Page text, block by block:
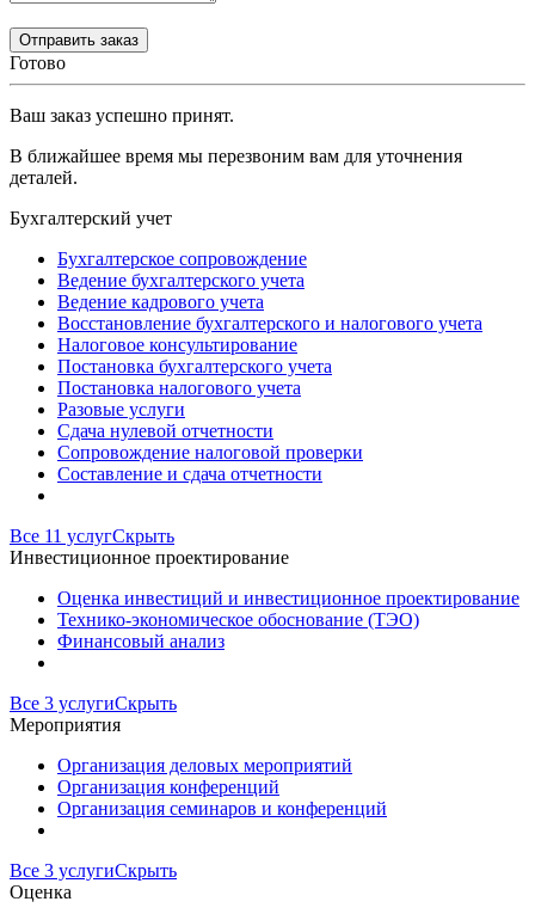
Готово
Ваш заказ успешно принят.
В ближайшее время мы перезвоним вам для уточнения
деталей.
Бухгалтерский учет
Бухгалтерское сопровождение
Ведение бухгалтерского учета
Ведение кадрового учета
Восстановление бухгалтерского и налогового учета
Налоговое консультирование
Постановка бухгалтерского учета
Постановка налогового учета
Разовые услуги
Сдача нулевой отчетности
Сопровождение налоговой проверки
Составление и сдача отчетности
Все 11 услугСкрыть
Инвестиционное проектирование
Оценка инвестиций и инвестиционное проектирование
Технико-экономическое обоснование (ТЭО)
Финансовый анализ
Все 3 услугиСкрыть
Мероприятия
Организация деловых мероприятий
Организация конференций
Организация семинаров и конференций
Все 3 услугиСкрыть
Оценка